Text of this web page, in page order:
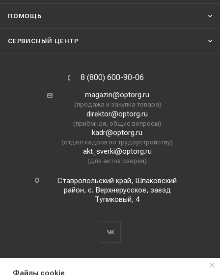
ПОМОЩЬ
СЕРВИСНЫЙ ЦЕНТР
8 (800) 600-90-06
magazin@optorg.ru
(продажа и закупка товара)
direktor@optorg.ru
(приёмная, общие вопросы)
kadr@optorg.ru
(отдел кадров по трудоустройству)
akt_sverki@optorg.ru
(для актов сверки)
Ставропольский край, Шпаковский
район, с. Верхнерусское, заезд
Тупиковый, 4
Файлы cookie